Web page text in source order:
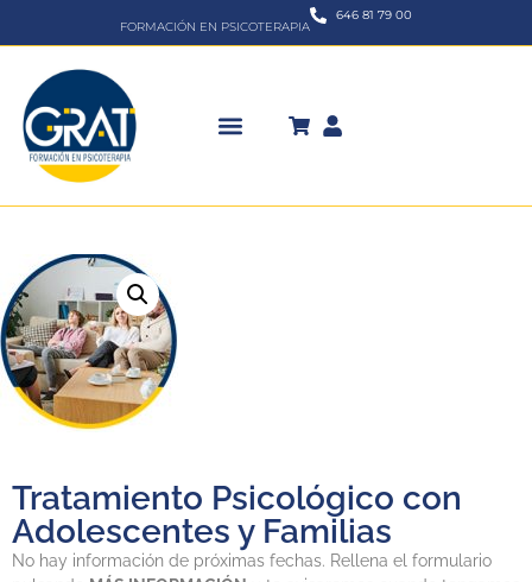
FORMACIÓN EN PSICOTERAPIA
646 81 79 00
Tratamiento Psicológico con
Adolescentes y Familias
No hay información de próximas fechas. Rellena el formulario